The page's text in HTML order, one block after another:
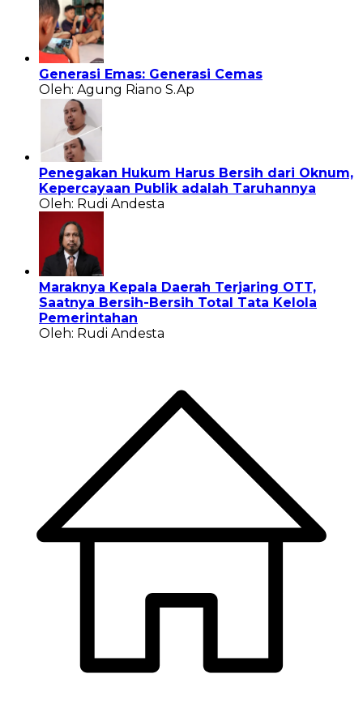
Generasi Emas: Generasi Cemas
Oleh: Agung Riano S.Ap
Penegakan Hukum Harus Bersih dari Oknum,
Kepercayaan Publik adalah Taruhannya
Oleh: Rudi Andesta
Maraknya Kepala Daerah Terjaring OTT,
Saatnya Bersih-Bersih Total Tata Kelola
Pemerintahan
Oleh: Rudi Andesta